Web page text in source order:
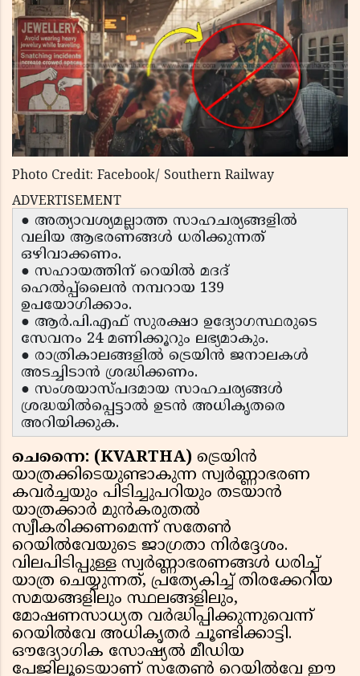
Photo Credit: Facebook/ Southern Railway
ADVERTISEMENT
● അത്യാവശ്യമല്ലാത്ത സാഹചര്യങ്ങളിൽ
വലിയ ആഭരണങ്ങൾ ധരിക്കുന്നത്
ഒഴിവാക്കണം.
● സഹായത്തിന് റെയിൽ മദദ്
ഹെൽപ്പ്‌ലൈൻ നമ്പറായ 139
ഉപയോഗിക്കാം.
● ആർ.പി.എഫ് സുരക്ഷാ ഉദ്യോഗസ്ഥരുടെ
സേവനം 24 മണിക്കൂറും ലഭ്യമാകും.
● രാത്രികാലങ്ങളിൽ ട്രെയിൻ ജനാലകൾ
അടച്ചിടാൻ ശ്രദ്ധിക്കണം.
● സംശയാസ്പദമായ സാഹചര്യങ്ങൾ
ശ്രദ്ധയിൽപ്പെട്ടാൽ ഉടൻ അധികൃതരെ
അറിയിക്കുക.
ചെന്നൈ: (KVARTHA) ട്രെയിൻ
യാത്രക്കിടെയുണ്ടാകുന്ന സ്വർണ്ണാഭരണ
കവർച്ചയും പിടിച്ചുപറിയും തടയാൻ
യാത്രക്കാർ മുൻകരുതൽ
സ്വീകരിക്കണമെന്ന് സതേൺ
റെയിൽവേയുടെ ജാഗ്രതാ നിർദ്ദേശം.
വിലപിടിപ്പുള്ള സ്വർണ്ണാഭരണങ്ങൾ ധരിച്ച്
യാത്ര ചെയ്യുന്നത്, പ്രത്യേകിച്ച് തിരക്കേറിയ
സമയങ്ങളിലും സ്ഥലങ്ങളിലും,
മോഷണസാധ്യത വർദ്ധിപ്പിക്കുന്നുവെന്ന്
റെയിൽവേ അധികൃതർ ചൂണ്ടിക്കാട്ടി.
ഔദ്യോഗിക സോഷ്യൽ മീഡിയ
പേജിലൂടെയാണ് സതേൺ റെയിൽവേ ഈ